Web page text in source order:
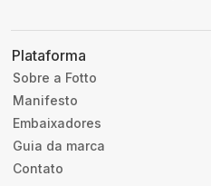
Plataforma
Sobre a Fotto
Manifesto
Embaixadores
Guia da marca
Contato